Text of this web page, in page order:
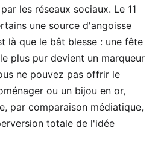
les réseaux sociaux. Le 11
une source d'angoisse
là que le bât blesse : une fête
plus pur devient un marqueur
ne pouvez pas offrir le
ou un bijou en or,
par comparaison médiatique,
totale de l'idée